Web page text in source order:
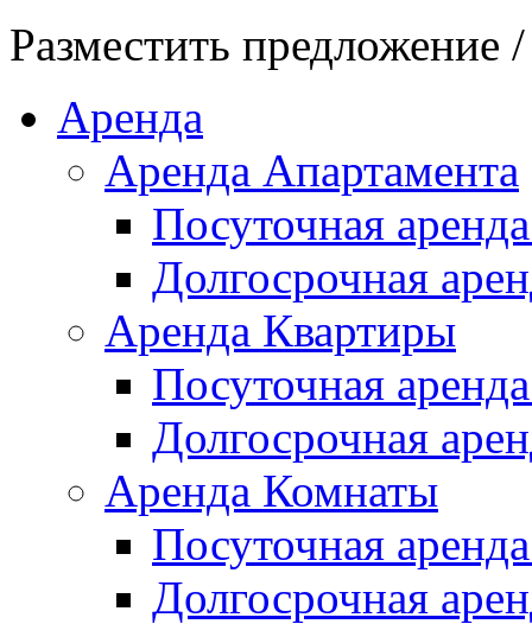
Разместить предложение
Аренда
Аренда Апартамента
Посуточная
Долгосрочная
Аренда Квартиры
Посуточная
Долгосрочная
Аренда Комнаты
Посуточная
Долгосрочная